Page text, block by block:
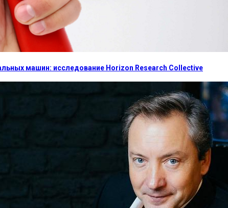
машин: исследование Horizon Research Collective